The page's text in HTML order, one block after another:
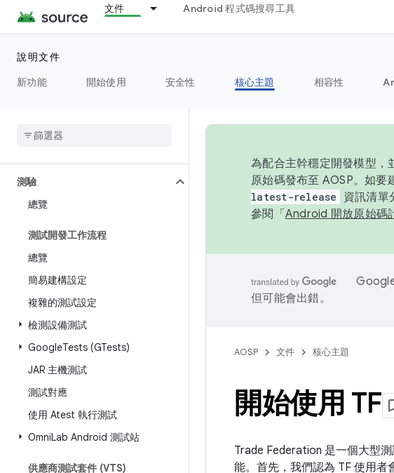
文件 Android 程式碼搜尋工具
說明文件
新功能
開始使用 安全性 核心主題 相容性
電源
執行階段
Storage
測驗
總覽
測試開發工作流程
總覽
簡易建構設定
複雜的測試設定
檢測設備測試
GoogleTests (GTests)
JAR 主機測試
測試對應
使用 Atest 執行測試
OmniLab Android 測試站
供應商測試套件 (VTS)
為配合主幹穩定開發模型，
原始碼發布至 AOSP。如要
latest-release
資訊清單
參閱「 Android 開放原始碼
但可能會出錯。
AOSP 文件 核心主題
開始使用 TF
Trade Federation 是一個大型
能。首先，我們認為 TF 使用